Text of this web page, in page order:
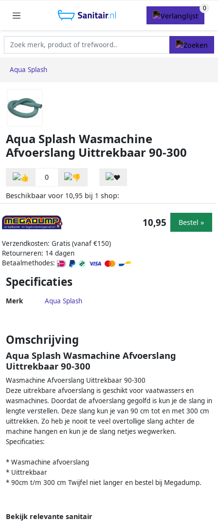
Aqua Splash
Aqua Splash Wasmachine
Afvoerslang Uittrekbaar 90-300
0
Beschikbaar voor 10,95 bij 1 shop:
Verzendkosten: Gratis (vanaf €150)
Retourneren: 14 dagen
Betaalmethodes:
10,95 Bestel »
Specificaties
Merk Aqua Splash
Omschrijving
Aqua Splash Wasmachine Afvoerslang
Uittrekbaar 90-300
Wasmachine Afvoerslang Uittrekbaar 90-300
Deze uitrekbare afvoerslang is geschikt voor vaatwassers en
wasmachines. Doordat de afvoerslang gegolfd is kun je de slang in
lengte verstellen. Deze slang kun je van 90 cm tot en met 300 cm
uittrekken. Zo heb je nooit te veel overtollige slang achter de
machine hangen en kun je de slang netjes wegwerken.
Specificaties:
* Wasmachine afvoerslang
* Uittrekbaar
* 90cm t/m 300 cm Twijfel niet langer en bestel bij Megadump.
Bekijk relevante sanitair